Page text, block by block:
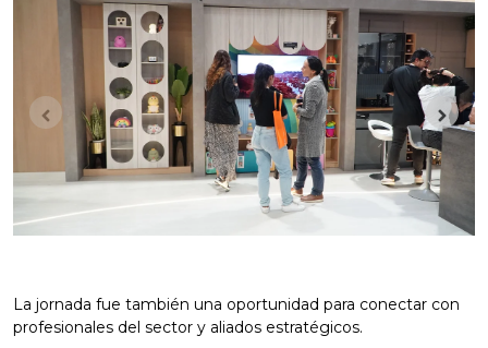
La jornada fue también una oportunidad para conectar con
profesionales del sector y aliados estratégicos.